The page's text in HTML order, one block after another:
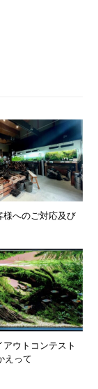
様へのご対応及び
ウトコンテスト
えって